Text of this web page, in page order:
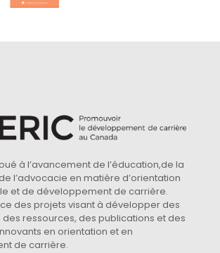
à l’avancement de l’éducation,de la
l’advocacie en matière d’orientation
et de développement de carrière.
des projets visant à développer des
ressources, des publications et des
en orientation et en
de carrière.